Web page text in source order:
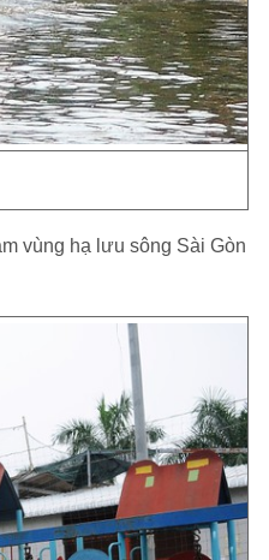
vùng hạ lưu sông Sài Gòn